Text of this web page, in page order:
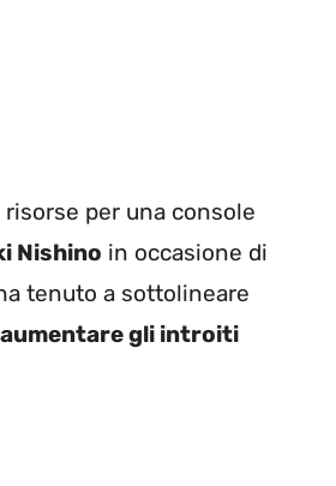
per una console
Nishino in occasione di
tenuto a sottolineare
aumentare gli introiti